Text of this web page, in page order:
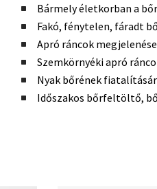
Bármely életkorban a
Fakó, fénytelen, fáradt
Apró ráncok
Szemkörnyéki apró
Nyak bőrének
Időszakos bőrfeltöltő,